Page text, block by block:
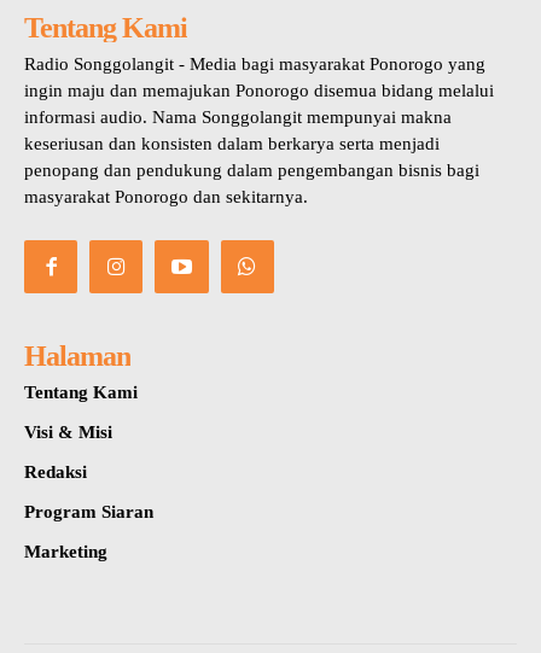
Tentang Kami
Radio Songgolangit - Media bagi masyarakat Ponorogo yang
ingin maju dan memajukan Ponorogo disemua bidang melalui
informasi audio. Nama Songgolangit mempunyai makna
keseriusan dan konsisten dalam berkarya serta menjadi
penopang dan pendukung dalam pengembangan bisnis bagi
masyarakat Ponorogo dan sekitarnya.
Halaman
Tentang Kami
Visi & Misi
Redaksi
Program Siaran
Marketing